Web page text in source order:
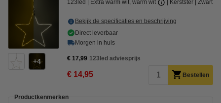
4
123led Extra warm wit, warm wit Kerstster Zwart
Bekijk de specificaties en beschrijving
Direct leverbaar
Morgen in huis
€ 17,99 123led adviesprijs
€ 14,95 Bestellen
Productkenmerken